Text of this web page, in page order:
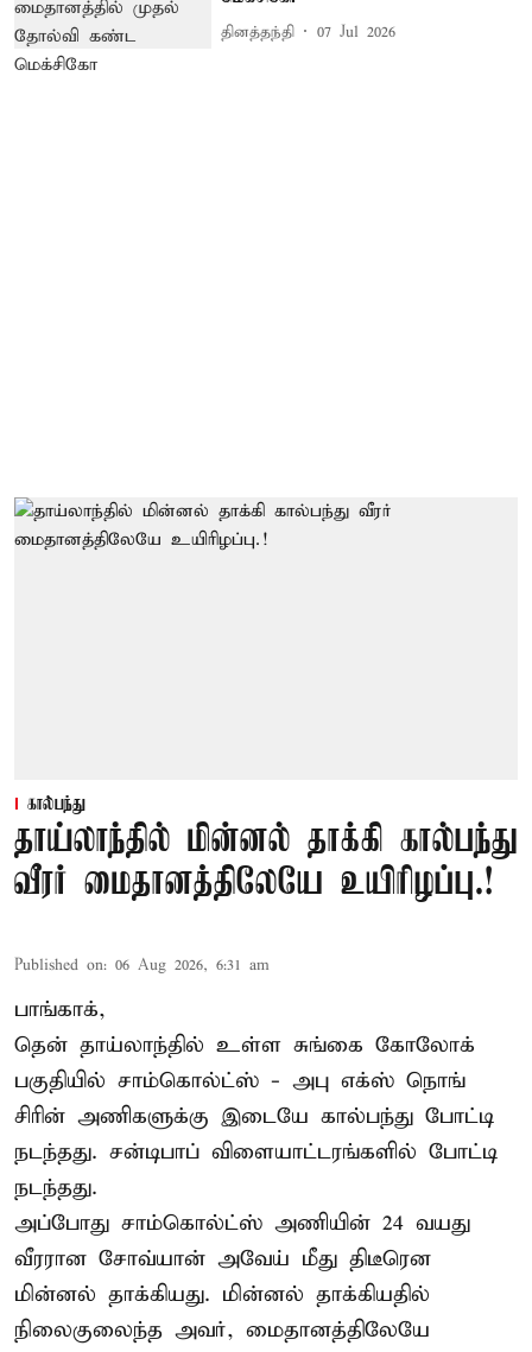
தினத்தந்தி 07 Jul 2026
கால்பந்து
தாய்லாந்தில் மின்னல் தாக்கி கால்பந்து
வீரர் மைதானத்திலேயே உயிரிழப்பு.!
Published on: 06 Aug 2026, 6:31 am
பாங்காக்,
தென் தாய்லாந்தில் உள்ள சுங்கை கோலோக்
பகுதியில் சாம்கொல்ட்ஸ் - அபு எக்ஸ் நொங்
சிரின் அணிகளுக்கு இடையே கால்பந்து போட்டி
நடந்தது. சன்டிபாப் விளையாட்டரங்களில் போட்டி
நடந்தது.
அப்போது சாம்கொல்ட்ஸ் அணியின் 24 வயது
வீரரான சோவ்யான் அவேய் மீது திடீரென
மின்னல் தாக்கியது. மின்னல் தாக்கியதில்
நிலைகுலைந்த அவர், மைதானத்திலேயே